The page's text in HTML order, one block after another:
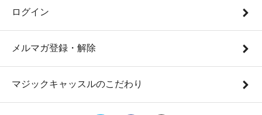
ログイン
メルマガ登録・解除
マジックキャッスルのこだわり